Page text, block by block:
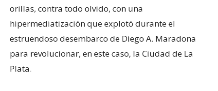
orillas, contra todo olvido, con una
hipermediatización que explotó durante el
estruendoso desembarco de Diego A. Maradona
para revolucionar, en este caso, la Ciudad de La
Plata.